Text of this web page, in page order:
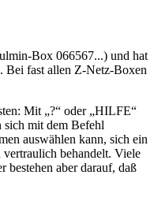
Box 066567...) und hat
Bei fast allen Z-Netz-Boxen
Mit „?“ oder „HILFE“
sich mit dem Befehl
auswählen kann, sich ein
behandelt. Viele
aber darauf, daß